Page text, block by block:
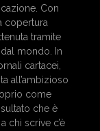
Con
copertura
tramite
mondo. In
cartacei,
all’ambizioso
come
che è
chi scrive c’è